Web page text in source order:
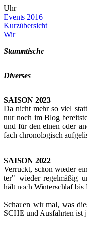
Uhr
Events 2016
Kurz­über­sicht
Wir
Stamm­ti­sche
Di­ver­ses
SAI­SON 2023
Da nicht mehr so viel
nur noch im Blog
und für den einen oder
fach chro­no­lo­gisch
SAI­SON 2022
Ver­rückt, schon wie­der
ter" wie­der re­gel­mä­ßig
hält noch Win­ter­schlaf bis
Schau­en wir mal, was
SCHE und Aus­fahr­ten ist